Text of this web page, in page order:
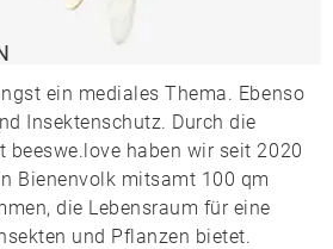
ein mediales Thema. Ebenso
Insektenschutz. Durch die
beeswe.love haben wir seit 2020
Bienenvolk mitsamt 100 qm
die Lebensraum für eine
und Pflanzen bietet.